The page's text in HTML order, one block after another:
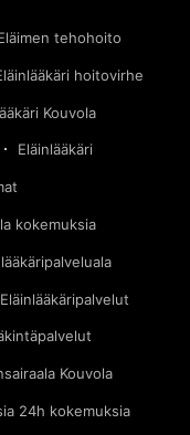
tehohoito
hoitovirhe
Kouvola
Eläinlääkäri
kokemuksia
Eläinlääkäripalvelut
Kouvola
24h kokemuksia